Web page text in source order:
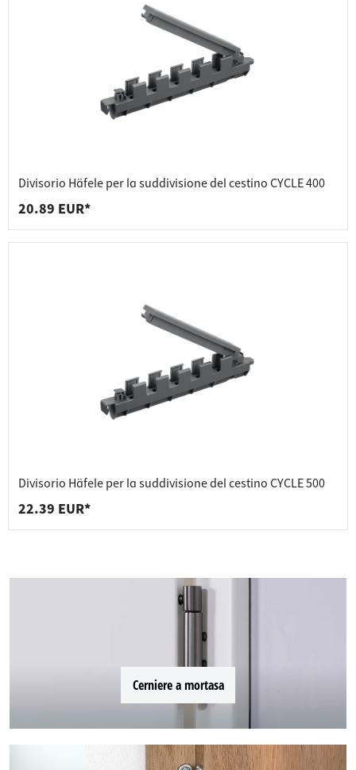
Divisorio Häfele per la suddivisione del cestino CYCLE 400
20.89 EUR*
Divisorio Häfele per la suddivisione del cestino CYCLE 500
22.39 EUR*
Cerniere a mortasa